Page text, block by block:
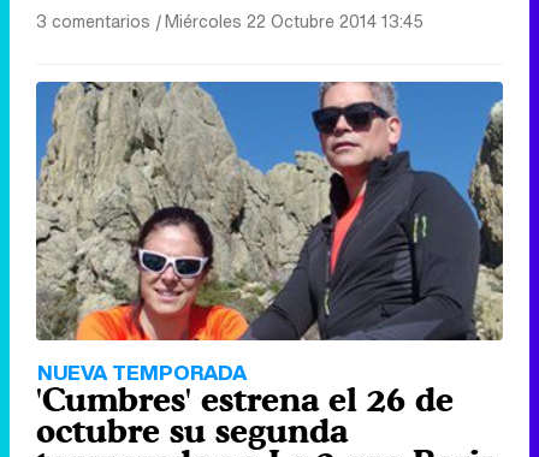
3 comentarios |Miércoles 22 Octubre 2014 13:45
NUEVA TEMPORADA
'Cumbres' estrena el 26 de
octubre su segunda